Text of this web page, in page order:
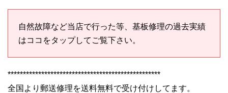
自然故障など当店で行った等、基板修理の過去実績
はココをタップしてご覧下さい。
**************************************************
全国より郵送修理を送料無料で受け付けしてます。